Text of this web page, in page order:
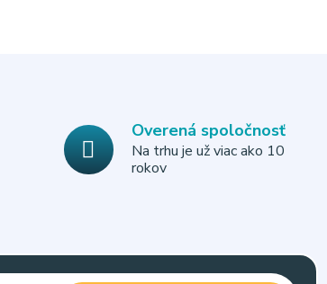
Overená spoločnosť
Na trhu je už viac ako 10
rokov